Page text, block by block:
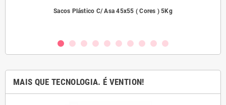
Sacos Plástico C/ Asa 45x55 ( Cores ) 5Kg
MAIS QUE TECNOLOGIA. É VENTION!